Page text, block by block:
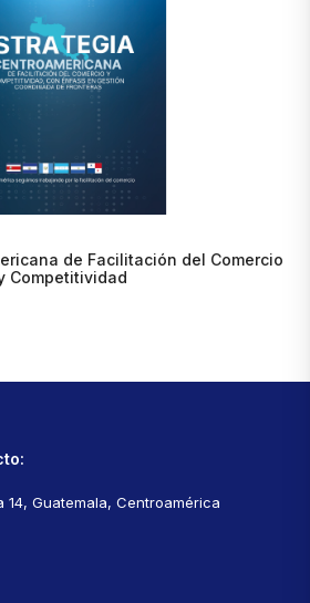
de Facilitación del Comercio
Competitividad
14, Guatemala, Centroamérica